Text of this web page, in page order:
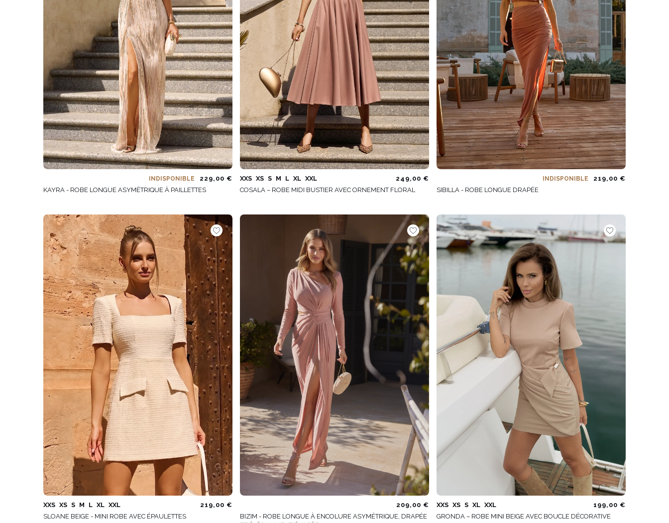
ÉTÉ
PRINTEMPS
AUTOMNE
HIVER
AVEC DES MANCHES
LONGUES
AVEC DES MANCHES
COURTES
SUR LES BRETELLES
SANS BRETELLES
POPULAIRES
POUR LE MARIAGE
NOUVEAUTÉS
DÉCOUVREZ LES
NOUVEAUTÉS
VOIR TOUS
INDISPONIBLE
229,00 €
KAYRA - ROBE LONGUE ASYMÉTRIQUE À PAILLETTES
XXS XS S M L XL XXL
249,00 €
COSALA – ROBE MIDI BUSTIER AVEC ORNEMENT FLORAL
INDISPONIBLE
219,00 €
SIBILLA - ROBE LONGUE DRAPÉE
XXS XS S M L XL XXL
219,00 €
SLOANE BEIGE - MINI ROBE AVEC ÉPAULETTES
209,00 €
BIZIM - ROBE LONGUE À ENCOLURE ASYMÉTRIQUE, DRAPÉE
XXS XS S XL XXL
199,00 €
GRONDA – ROBE MINI BEIGE AVEC BOUCLE DÉCORATIVE